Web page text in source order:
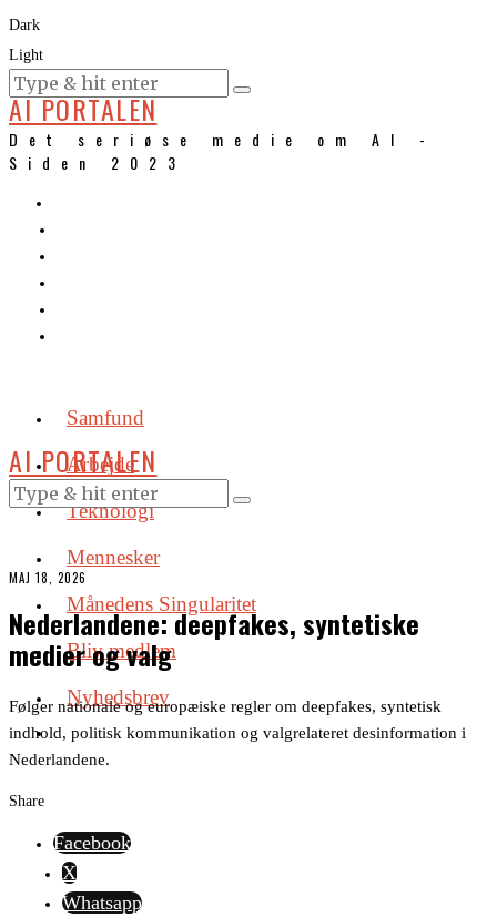
Dark
Light
KURSER
AI PORTALEN
Det seriøse medie om AI -
Siden 2023
Samfund
Arbejde
Teknologi
Mennesker
Månedens Singularitet
Bliv medlem
Nyhedsbrev
AI PORTALEN
MAJ 18, 2026
Nederlandene: deepfakes, syntetiske
medier og valg
Følger nationale og europæiske regler om deepfakes, syntetisk
indhold, politisk kommunikation og valgrelateret desinformation i
Nederlandene.
Share
Facebook
X
Whatsapp